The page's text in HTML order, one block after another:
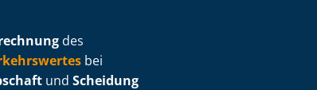
des
bei
und Scheidung